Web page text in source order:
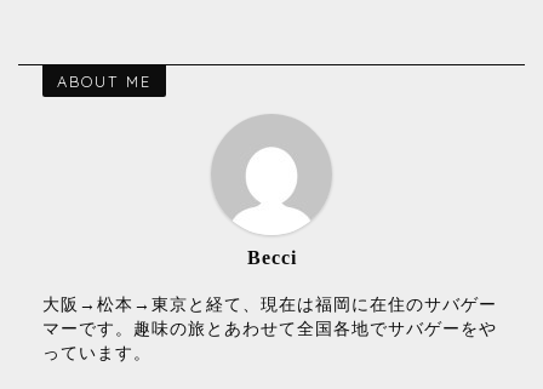
ABOUT ME
Becci
大阪→松本→東京と経て、現在は福岡に在住のサバゲー
マーです。趣味の旅とあわせて全国各地でサバゲーをや
っています。